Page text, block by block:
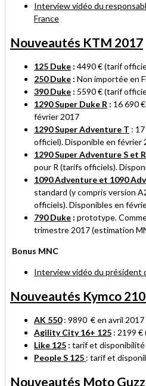
Interview vidéo du
France
Nouveautés KTM 2017
125 Duke : 4490 €(tarif
250 Duke : Non importée en
390 Duke : 5590 €(tarif
1290 Super Duke R : 16 690
février 2017
1290 Super Adventure T :
officiel). Disponible en février
1290 Super Adventure S et R
pour R (tarifs officiels).
1090 Adventure et 1090
standard (y compris version
officiels). Disponibles en
790 Duke : prototype.
trimestre 2017 (estimation
Bonus MNC
Interview vidéo du président
Nouveautés Kymco
AK 550: 9890 € en avril 2017
Agility City 16+ 125 : 2199
Like 125 : tarif et disponibilité
People S 125 : tarif et
Nouveautés Moto